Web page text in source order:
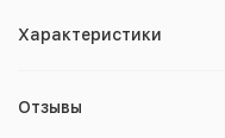
Характеристики
Отзывы